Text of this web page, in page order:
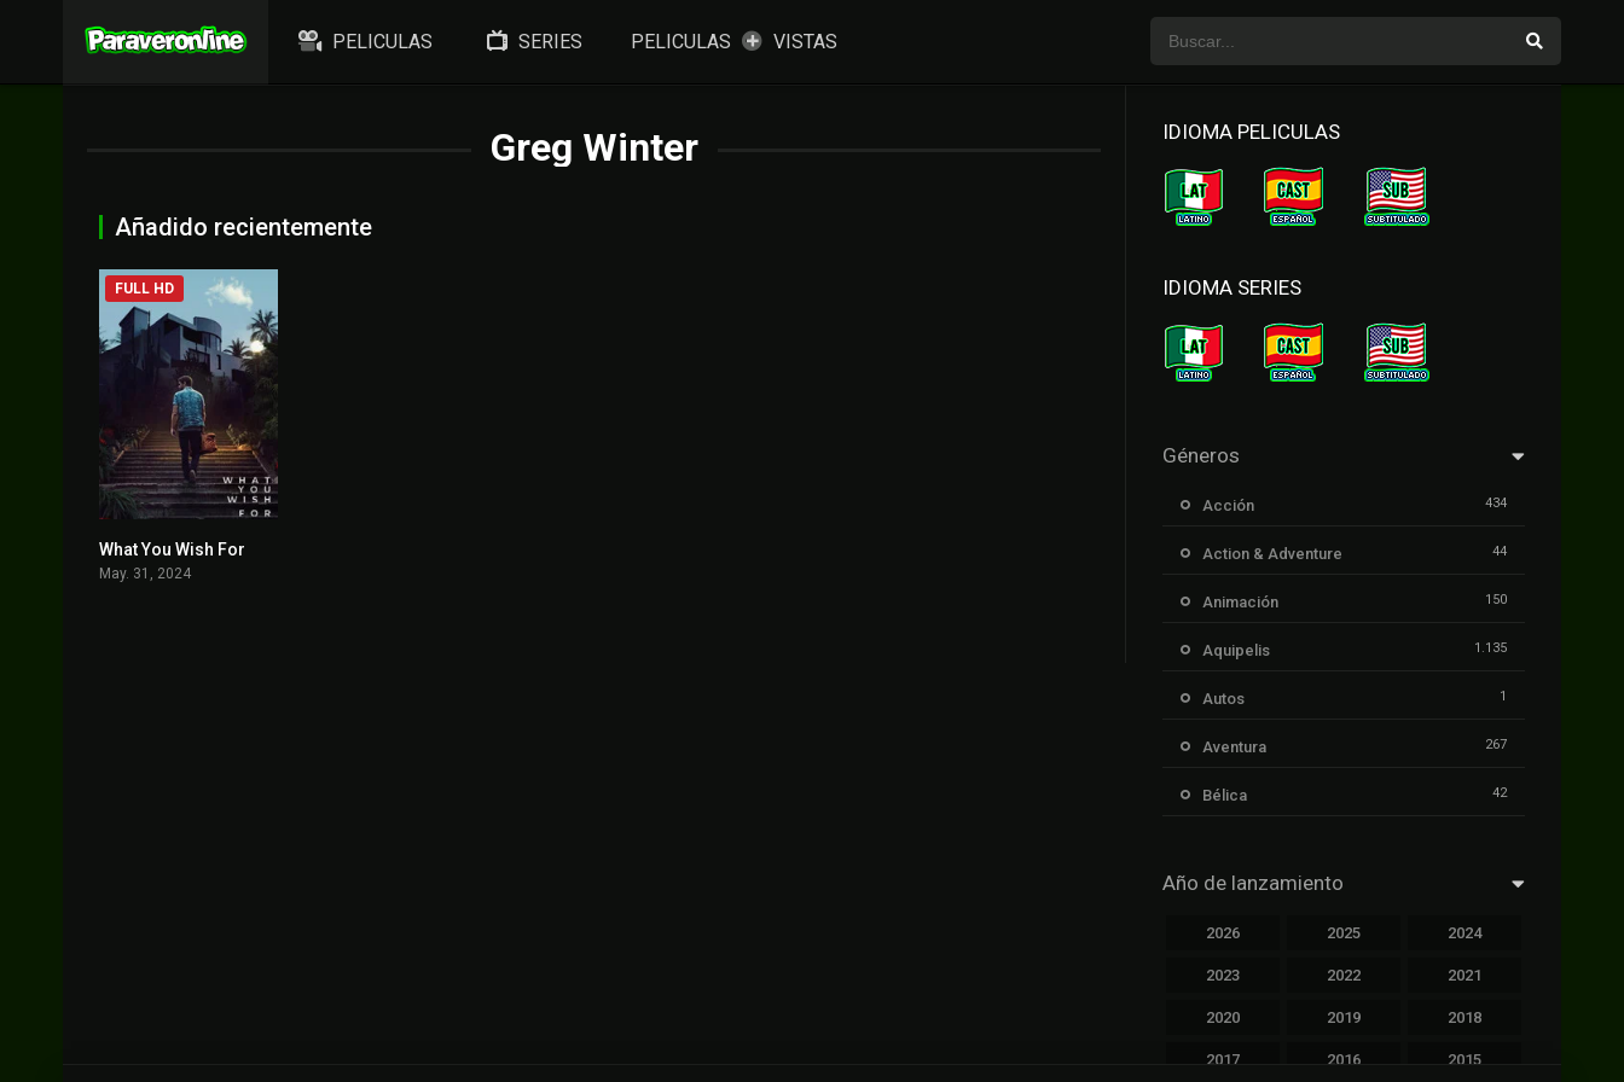
PELICULAS SERIES PELICULAS VISTAS
Greg Winter
Añadido recientemente
FULL HD
What You Wish For
May. 31, 2024
IDIOMA PELICULAS
IDIOMA SERIES
Géneros
Acción 434
Action & Adventure 44
Animación 150
Aquipelis 1.135
Autos 1
Aventura 267
Bélica 42
Cinecalidad
Cinetux 1.139
Año de lanzamiento
2026 2025 2024
2023 2022 2021
2020 2019 2018
2017 2016 2015